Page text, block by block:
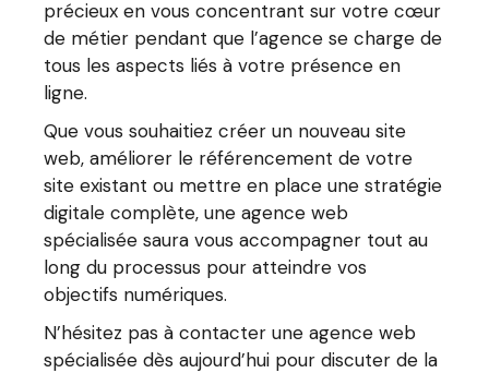
précieux en vous concentrant sur votre cœur
de métier pendant que l’agence se charge de
tous les aspects liés à votre présence en
ligne.
Que vous souhaitiez créer un nouveau site
web, améliorer le référencement de votre
site existant ou mettre en place une stratégie
digitale complète, une agence web
spécialisée saura vous accompagner tout au
long du processus pour atteindre vos
objectifs numériques.
N’hésitez pas à contacter une agence web
spécialisée dès aujourd’hui pour discuter de la